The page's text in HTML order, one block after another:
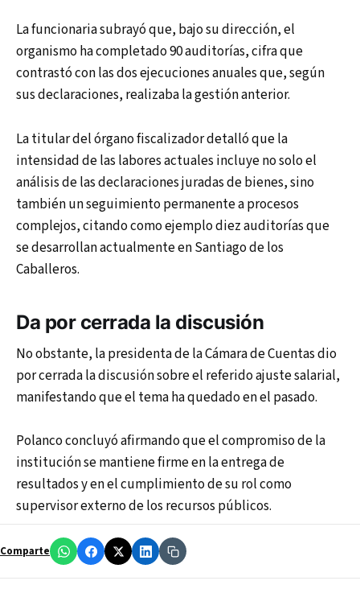
La funcionaria subrayó que, bajo su dirección, el
organismo ha completado 90 auditorías, cifra que
contrastó con las dos ejecuciones anuales que, según
sus declaraciones, realizaba la gestión anterior.
La titular del órgano fiscalizador detalló que la
intensidad de las labores actuales incluye no solo el
análisis de las declaraciones juradas de bienes, sino
también un seguimiento permanente a procesos
complejos, citando como ejemplo diez auditorías que
se desarrollan actualmente en Santiago de los
Caballeros.
Da por cerrada la discusión
No obstante, la presidenta de la Cámara de Cuentas dio
por cerrada la discusión sobre el referido ajuste salarial,
manifestando que el tema ha quedado en el pasado.
Polanco concluyó afirmando que el compromiso de la
institución se mantiene firme en la entrega de
resultados y en el cumplimiento de su rol como
supervisor externo de los recursos públicos.
Comparte